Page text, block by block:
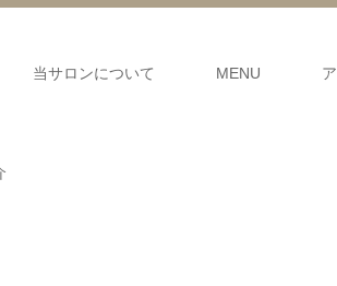
当サロンについて MENU